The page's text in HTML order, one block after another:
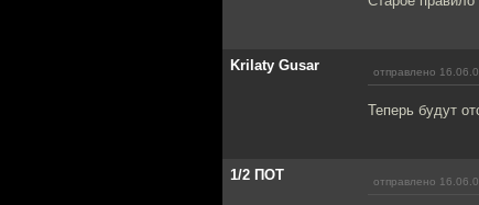
Krilaty Gusar отправлено
Теперь будут
1/2 ПОТ отправлено